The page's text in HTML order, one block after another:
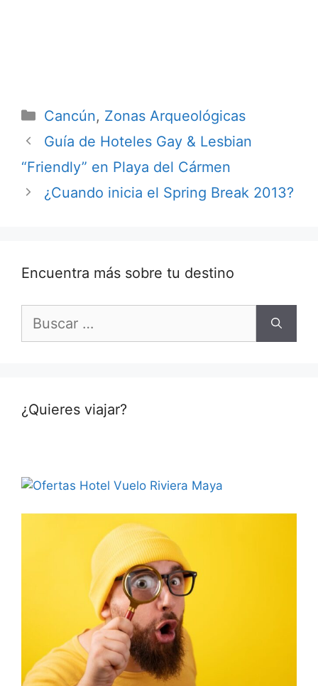
Categorías
Cancún, Zonas Arqueológicas
Guía de Hoteles Gay & Lesbian
“Friendly” en Playa del Cármen
¿Cuando inicia el Spring Break 2013?
Encuentra más sobre tu destino
¿Quieres viajar?